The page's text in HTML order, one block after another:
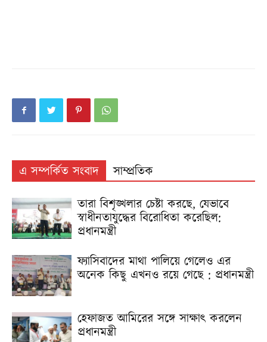
এ সম্পর্কিত সংবাদ
সাম্প্রতিক
তারা বিশৃঙ্খলার চেষ্টা করছে, যেভাবে
স্বাধীনতাযুদ্ধের বিরোধিতা করেছিল:
প্রধানমন্ত্রী
ফ্যাসিবাদের মাথা পালিয়ে গেলেও এর
অনেক কিছু এখনও রয়ে গেছে : প্রধানমন্ত্রী
হেফাজত আমিরের সঙ্গে সাক্ষাৎ করলেন
প্রধানমন্ত্রী